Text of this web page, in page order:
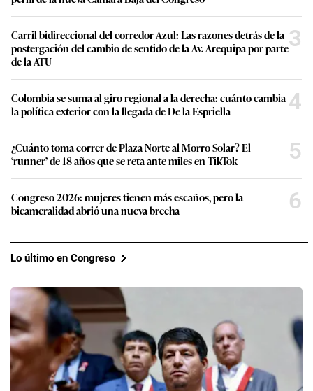
Carril bidireccional del corredor Azul: Las razones detrás de la
postergación del cambio de sentido de la Av. Arequipa por parte
de la ATU
3
Colombia se suma al giro regional a la derecha: cuánto cambia
la política exterior con la llegada de De la Espriella
4
¿Cuánto toma correr de Plaza Norte al Morro Solar? El
‘runner’ de 18 años que se reta ante miles en TikTok
5
Congreso 2026: mujeres tienen más escaños, pero la
bicameralidad abrió una nueva brecha
6
Lo último en Congreso